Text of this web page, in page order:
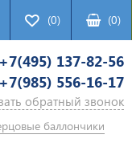
(0) (0)
+7(495) 137-82-56
+7(985) 556-16-17
обратный звонок
баллончики